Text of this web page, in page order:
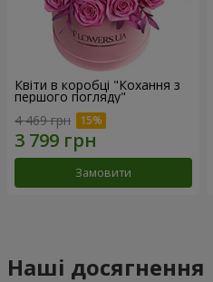
Квіти в коробці "Кохання з
першого погляду"
4 469 грн
Замовити
Наші досягнення